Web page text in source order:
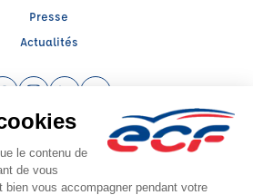
Presse
Actualités
Facebook (nouvelle fenêtre)
Instagram (nouvelle fenêtre)
LinkedIn (nouvelle fenêtre)
YouTube (nouvelle
ATLANTIQUE - Capital social: 2500000€
de TVA intracommunautaire: FR 52 312379266
n°E1801700150
Mothe Les Champs Dorés, LA CRECHE (79260) -